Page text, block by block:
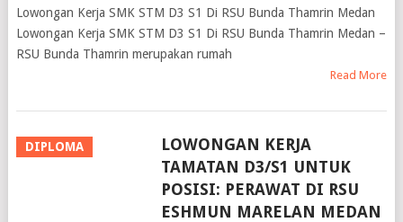
Lowongan Kerja SMK STM D3 S1 Di RSU Bunda Thamrin Medan –
RSU Bunda Thamrin merupakan rumah
TAMATAN D3/S1 UNTUK
POSISI: PERAWAT DI RSU
ESHMUN MARELAN MEDAN
JULI 2021